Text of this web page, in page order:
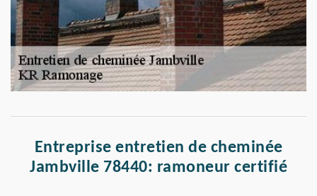
Entreprise entretien de cheminée
Jambville 78440: ramoneur certifié